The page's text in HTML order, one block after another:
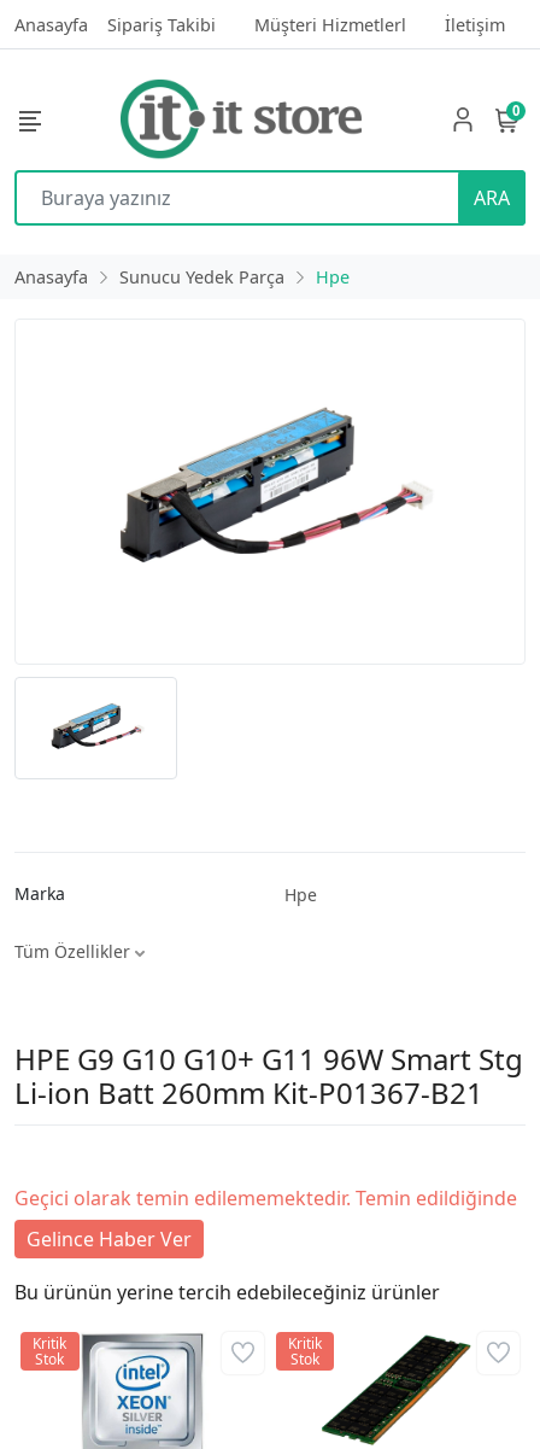
Anasayfa Sipariş Takibi Müşteri Hizmetlerl İletişim
ARA
0
Anasayfa Sunucu Yedek Parça Hpe
Marka Hpe
Tüm Özellikler
HPE G9 G10 G10+ G11 96W Smart Stg
Li-ion Batt 260mm Kit-P01367-B21
Geçici olarak temin edilememektedir. Temin edildiğinde
Gelince Haber Ver
Bu ürünün yerine tercih edebileceğiniz ürünler
Kritik
Stok
Kritik
Stok